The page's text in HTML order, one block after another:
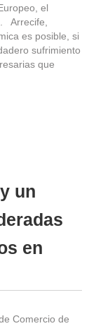
▼
el
Arrecife,
es posible, si
sufrimiento
que
un
en
Comercio de